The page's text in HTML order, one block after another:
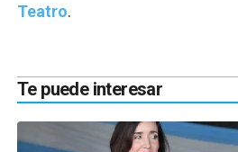
Teatro.
Te puede interesar